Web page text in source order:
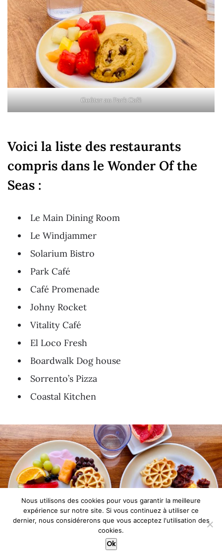
Goûter au Park Café
Voici la liste des restaurants
compris dans le Wonder Of the
Seas :
Le Main Dining Room
Le Windjammer
Solarium Bistro
Park Café
Café Promenade
Johny Rocket
Vitality Café
El Loco Fresh
Boardwalk Dog house
Sorrento’s Pizza
Coastal Kitchen
Nous utilisons des cookies pour vous garantir la meilleure
expérience sur notre site. Si vous continuez à utiliser ce
dernier, nous considérerons que vous acceptez l'utilisation des
cookies.
Ok